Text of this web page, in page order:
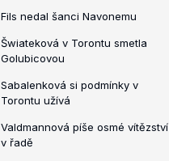
Fils nedal šanci Navonemu
Šwiateková v Torontu smetla
Golubicovou
Sabalenková si podmínky v
Torontu užívá
Valdmannová píše osmé vítězství
v řadě